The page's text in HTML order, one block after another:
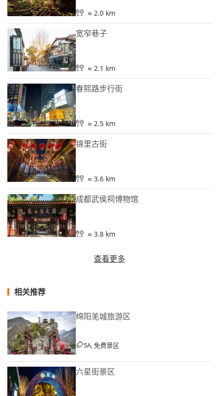
≈ 2.0 km
宽窄巷子
≈ 2.1 km
春熙路步行街
≈ 2.5 km
锦里古街
≈ 3.6 km
成都武侯祠博物馆
≈ 3.8 km
查看更多
相关推荐
绵阳羌城旅游区
5A, 免费景区
六星街景区